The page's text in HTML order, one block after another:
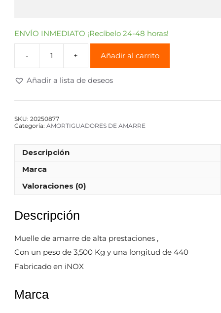
ENVÍO INMEDIATO ¡Recíbelo 24-48 horas!
Añadir al carrito
Añadir a lista de deseos
SKU: 20250877
Categoría: AMORTIGUADORES DE AMARRE
Descripción
Marca
Valoraciones (0)
Descripción
Muelle de amarre de alta prestaciones ,
Con un peso de 3,500 Kg y una longitud de 440
Fabricado en iNOX
Marca